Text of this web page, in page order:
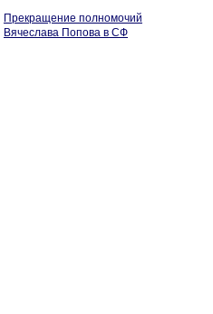
Прекращение полномочий
Вячеслава Попова в СФ